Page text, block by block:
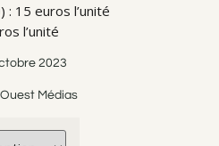
15 euros l’unité
l’unité
2023
Médias